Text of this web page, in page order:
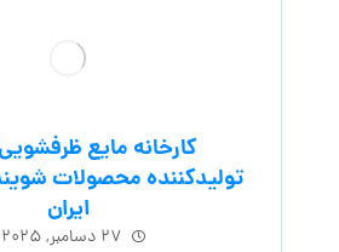
کارخانه مایع
تولیدکننده محصولات
ایران
۲۷ دسامبر, ۲۰۲۵